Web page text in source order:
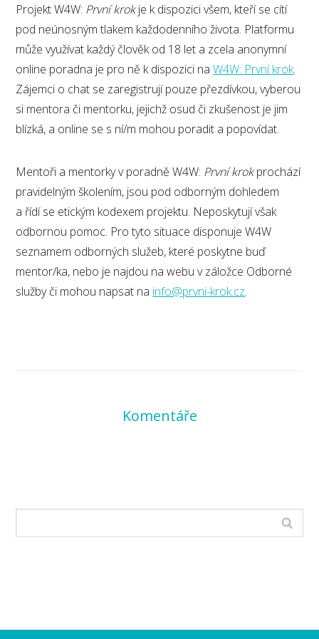
Projekt W4W: První krokje k dispozici všem, kteří se cítí
pod neúnosným tlakem každodenního života. Platformu
může využívat každý člověk od 18 let a zcela anonymní
online poradna je pro ně k dispozici naW4W: První krok.
Zájemci o chat se zaregistrují pouze přezdívkou, vyberou
si mentora či mentorku, jejichž osud či zkušenost je jim
blízká, a online se s ní/m mohou poradit a popovídat.
Mentoři a mentorky v poradně W4W: První krokprochází
pravidelným školením, jsou pod odborným dohledem
a řídí se etickým kodexem projektu. Neposkytují však
odbornou pomoc. Pro tyto situace disponuje W4W
seznamem odborných služeb, které poskytne buď
mentor/ka, nebo je najdou na webu v záložce Odborné
služby či mohou napsat na info@prvni-krok.cz.
Komentáře